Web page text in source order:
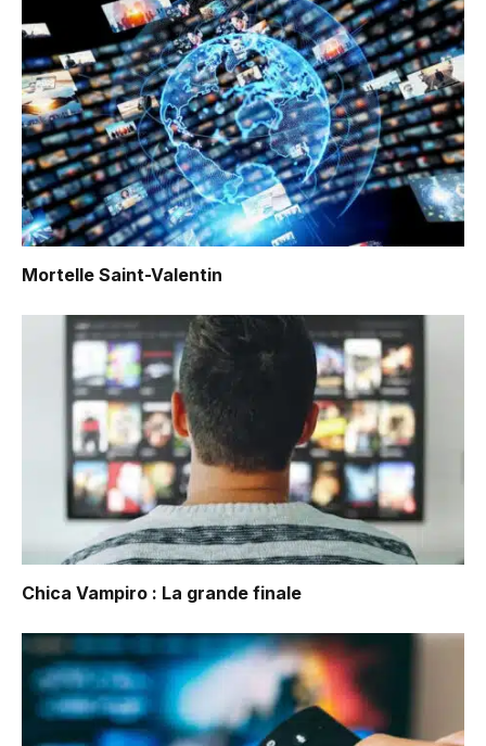
Mortelle Saint-Valentin
Chica Vampiro : La grande finale